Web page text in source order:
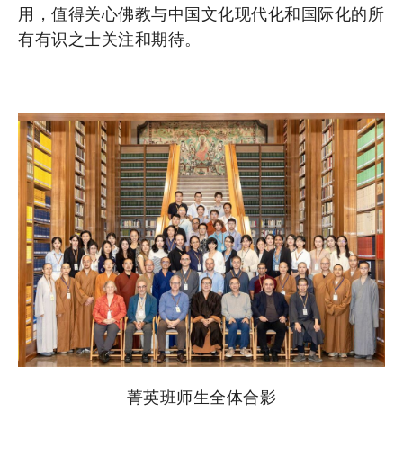
用，值得关心佛教与中国文化现代化和国际化的所
有有识之士关注和期待。
菁英班师生全体合影